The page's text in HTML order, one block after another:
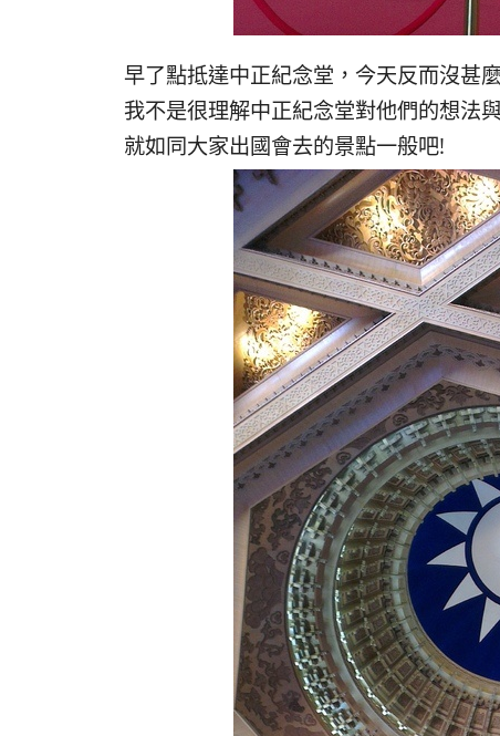
早了點抵達中正紀念堂，今天反而沒甚
我不是很理解中正紀念堂對他們的想法
就如同大家出國會去的景點一般吧!